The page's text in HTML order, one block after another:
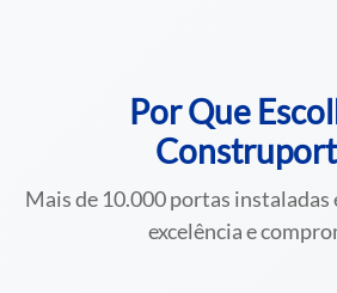
Por Que
Mais de 10.000 portas instaladas
excelência e